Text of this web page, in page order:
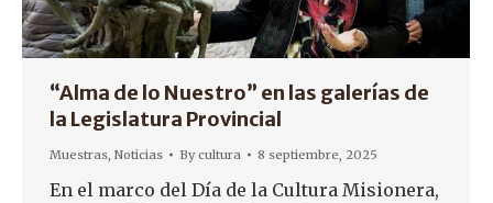
“Alma de lo Nuestro” en las galerías de
la Legislatura Provincial
Muestras, Noticias Bycultura 8 septiembre, 2025
En el marco del Día de la Cultura Misionera,